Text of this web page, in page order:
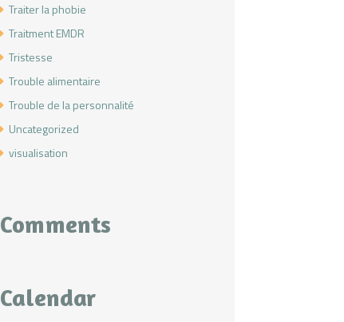
Traiter la phobie
Traitment EMDR
Tristesse
Trouble alimentaire
Trouble de la personnalité
Uncategorized
visualisation
Comments
Calendar